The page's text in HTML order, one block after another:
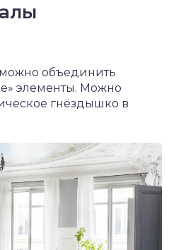
объединить
элементы. Можно
гнёздышко в